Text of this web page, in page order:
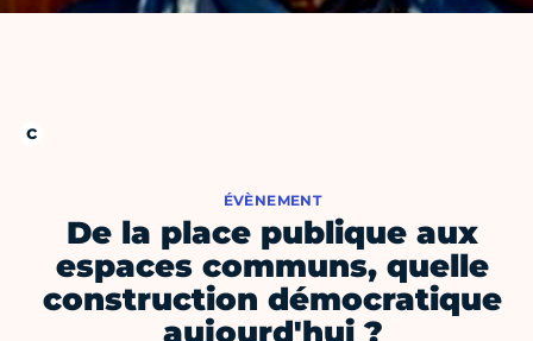
ÉVÈNEMENT
De la place publique aux
espaces communs, quelle
construction démocratique
aujourd'hui ?